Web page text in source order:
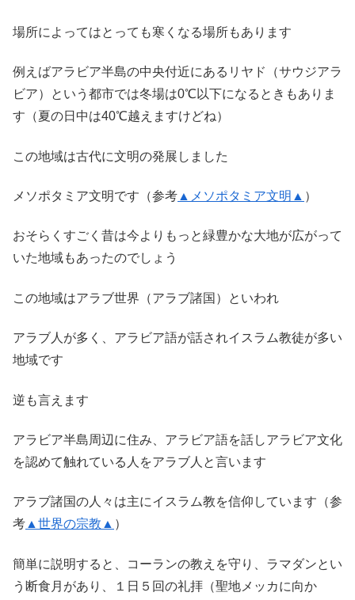
場所によってはとっても寒くなる場所もあります
例えばアラビア半島の中央付近にあるリヤド（サウジアラ
ビア）という都市では冬場は0℃以下になるときもありま
す（夏の日中は40℃越えますけどね）
この地域は古代に文明の発展しました
メソポタミア文明です（参考 ▲メソポタミア文明▲ ）
おそらくすごく昔は今よりもっと緑豊かな大地が広がって
いた地域もあったのでしょう
この地域はアラブ世界（アラブ諸国）といわれ
アラブ人が多く、アラビア語が話されイスラム教徒が多い
地域です
逆も言えます
アラビア半島周辺に住み、アラビア語を話しアラビア文化
を認めて触れている人をアラブ人と言います
アラブ諸国の人々は主にイスラム教を信仰しています（参
考 ▲世界の宗教▲ ）
簡単に説明すると、コーランの教えを守り、ラマダンとい
う断食月があり、１日５回の礼拝（聖地メッカに向か